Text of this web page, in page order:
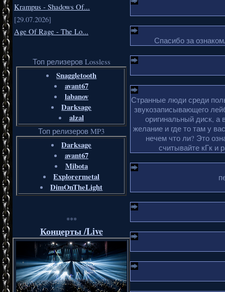
Krampus - Shadows Of...
[29.07.2026]
Age Of Rage - The Lo...
Топ релизеров Lossless
Snaggletooth
avant67
labanov
Darksage
alzal
Топ релизеров MP3
Darksage
avant67
Mibota
Explorermetal
DimOnTheLight
***
Концерты /Live
Спасибо за
Странные люди среди
звукозаписывающего
оригинальный диск, а
желание и где то там у
нечем что ли? Это
считывайте кГк и